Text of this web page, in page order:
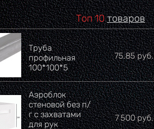
Топ 10товаров
Труба
профильная
100*100*5
Цена
75.85 руб.
Аэроблок
стеновой без п/
г с захватами
для рук
Цена
7 500 руб.